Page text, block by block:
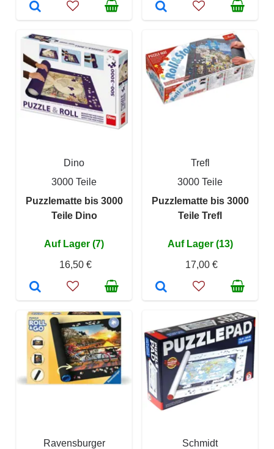
Dino
3000 Teile
Puzzlematte bis 3000
Teile Dino
Auf Lager (7)
16,50 €
Trefl
3000 Teile
Puzzlematte bis 3000
Teile Trefl
Auf Lager (13)
17,00 €
Ravensburger Schmidt